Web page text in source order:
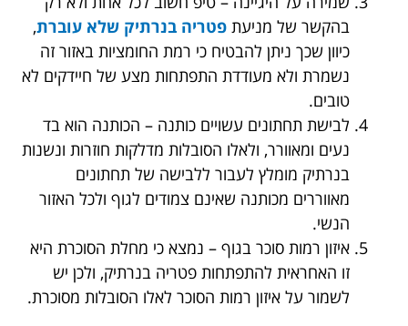
בהקשר של מניעת פטריה בנרתיק שלא עוברת,
כיוון שכך ניתן להבטיח כי רמת החומציות באזור זה
נשמרת ולא מעודדת התפתחות מצע של חיידקים לא
טובים.
לבישת תחתונים עשויים כותנה – הכותנה הוא בד
נעים ומאוורר, ולאלו הסובלות מדלקות חוזרות ונשנות
בנרתיק מומלץ לעבור ללבישה של תחתונים
מאווררים מכותנה שאינם צמודים לגוף ולכל האזור
הנשי.
איזון רמות סוכר בגוף – נמצא כי מחלת הסוכרת היא
זו האחראית להתפתחות פטריה בנרתיק, ולכן יש
לשמור על איזון רמות הסוכר לאלו הסובלות מסוכרת.